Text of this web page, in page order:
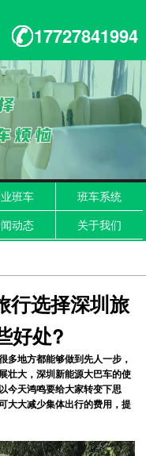
17727841994
班车
班车系统
动态 关于我们
行选择深圳旅
好处?
多地方都能够做到先人一步，
壮大，深圳新能源大巴车的使
今天鸿鸣要给大家转变下思
大大减少集体出行的费用，提